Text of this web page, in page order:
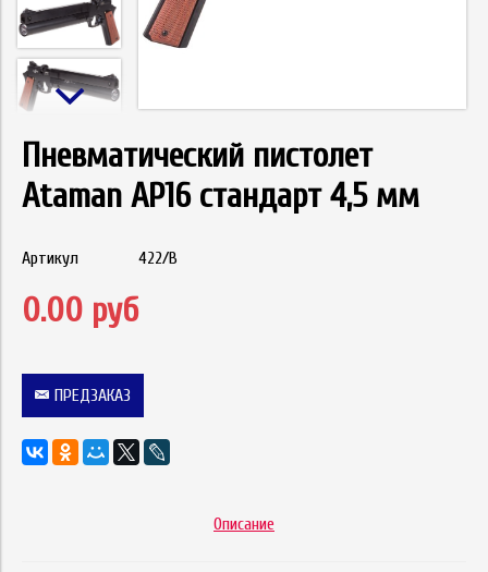
Пневматический пистолет
Ataman АР16 стандарт 4,5 мм
Артикул 422/B
0.00 руб
ПРЕДЗАКАЗ
Описание